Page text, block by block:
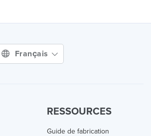
Français
RESSOURCES
Guide de fabrication